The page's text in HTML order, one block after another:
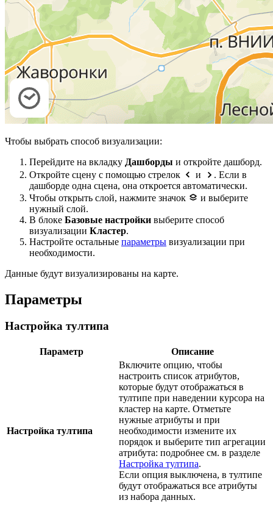
Чтобы выбрать способ визуализации:
Перейдите на вкладку Дашборды и откройте дашборд.
Откройте сцену с помощью стрелок
и
. Если в
дашборде одна сцена, она откроется автоматически.
Чтобы открыть слой, нажмите значок
и выберите
нужный слой.
В блоке Базовые настройки выберите способ
визуализации Кластер.
Настройте остальные параметры визуализации при
необходимости.
Данные будут визуализированы на карте.
Параметры
Настройка тултипа
Параметр Описание
Настройка тултипа
Включите опцию, чтобы
настроить список атрибутов,
которые будут отображаться в
тултипе при наведении курсора на
кластер на карте. Отметьте
нужные атрибуты и при
необходимости измените их
порядок и выберите тип агрегации
атрибута: подробнее см. в разделе
Настройка тултипа.
Если опция выключена, в тултипе
будут отображаться все атрибуты
из набора данных.